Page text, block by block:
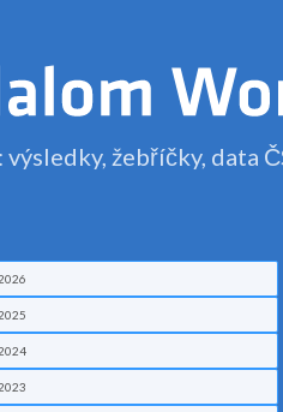
žebříčky, data